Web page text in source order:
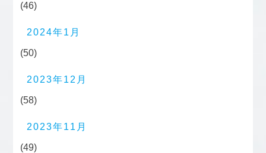
(46)
2024年1月
(50)
2023年12月
(58)
2023年11月
(49)